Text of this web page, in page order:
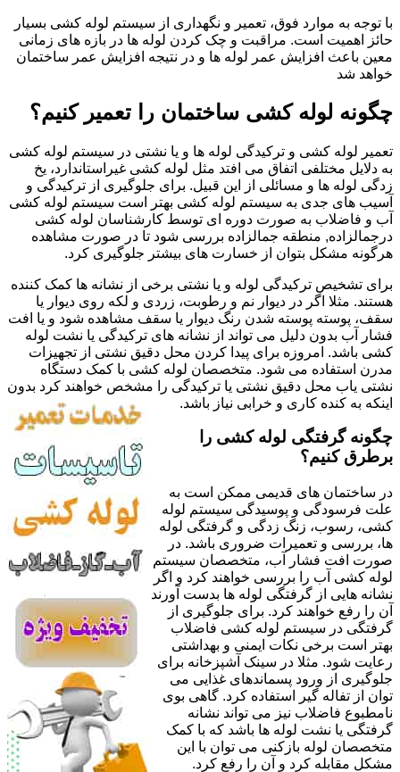
با توجه به موارد فوق، تعمیر و نگهداری از سیستم لوله کشی بسیار
حائز اهمیت است. مراقبت و چک کردن لوله ها در بازه های زمانی
معین باعث افزایش عمر لوله ها و در نتیجه افزایش عمر ساختمان
خواهد شد
چگونه لوله کشی ساختمان را تعمیر کنیم؟
تعمیر لوله کشی و ترکیدگی لوله ها و یا نشتی در سیستم لوله کشی
به دلایل مختلفی اتفاق می افتد مثل لوله کشی غیراستاندارد، یخ
زدگی لوله ها و مسائلی از این قبیل. برای جلوگیری از ترکیدگی و
آسیب های جدی به سیستم لوله کشی بهتر است سیستم لوله کشی
آب و فاضلاب به صورت دوره ای توسط کارشناسان لوله کشی
درجمالزاده, منطقه جمالزاده بررسی شود تا در صورت مشاهده
هرگونه مشکل بتوان از خسارت های بیشتر جلوگیری کرد.
برای تشخیص ترکیدگی لوله و یا نشتی برخی از نشانه ها کمک کننده
هستند. مثلا اگر در دیوار نم و رطوبت، زردی و لکه روی دیوار یا
سقف، پوسته پوسته شدن رنگ دیوار یا سقف مشاهده شود و یا افت
فشار آب بدون دلیل می تواند از نشانه های ترکیدگی یا نشت لوله
کشی باشد. امروزه برای پیدا کردن محل دقیق نشتی از تجهیزات
مدرن استفاده می شود. متخصصان لوله کشی با کمک دستگاه
نشتی یاب محل دقیق نشتی یا ترکیدگی را مشخص خواهند کرد بدون
اینکه به کنده کاری و خرابی نیاز باشد.
چگونه گرفتگی لوله کشی را
برطرق کنیم؟
در ساختمان های قدیمی ممکن است به
علت فرسودگی و پوسیدگی سیستم لوله
کشی، رسوب، زنگ زدگی و گرفتگی لوله
ها، بررسی و تعمیرات ضروری باشد. در
صورت افت فشار آب، متخصصان سیستم
لوله کشی آب را بررسی خواهند کرد و اگر
نشانه هایی از گرفتگی لوله ها بدست آورند
آن را رفع خواهند کرد. برای جلوگیری از
گرفتگی در سیستم لوله کشی فاضلاب
بهتر است برخی نکات ایمنی و بهداشتی
رعایت شود. مثلا در سینک آشپزخانه برای
جلوگیری از ورود پسماندهای غذایی می
توان از تفاله گیر استفاده کرد. گاهی بوی
نامطبوع فاضلاب نیز می تواند نشانه
گرفتگی یا نشت لوله ها باشد که با کمک
متخصصان لوله بازکنی می توان با این
مشکل مقابله کرد و آن را رفع کرد.